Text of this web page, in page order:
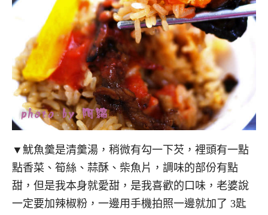
▼魷魚羹是清羹湯，稍微有勾一下芡，裡頭有一點
點香菜、筍絲、蒜酥、柴魚片，調味的部份有點
甜，但是我本身就愛甜，是我喜歡的口味，老婆說
一定要加辣椒粉，一邊用手機拍照一邊就加了 3匙